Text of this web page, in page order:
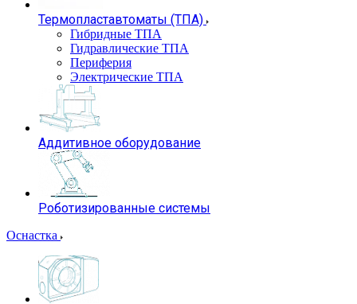
Термопластавтоматы (ТПА)
Гибридные ТПА
Гидравлические ТПА
Периферия
Электрические ТПА
Аддитивное оборудование
Роботизированные системы
Оснастка